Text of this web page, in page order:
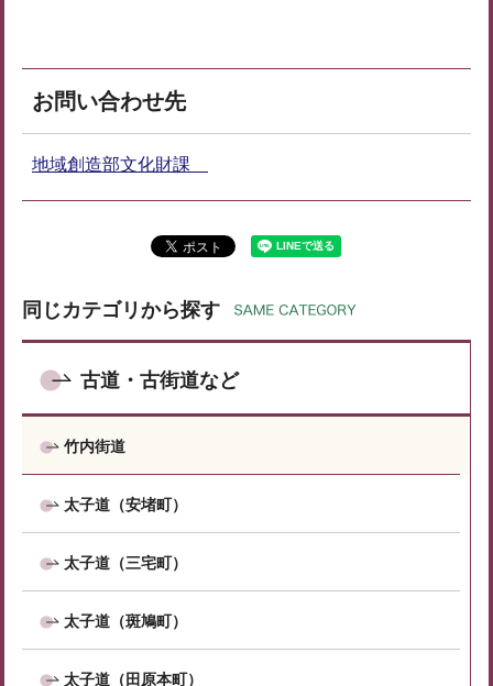
お問い合わせ先
地域創造部文化財課
同じカテゴリから探す
古道・古街道など
竹内街道
太子道（安堵町）
太子道（三宅町）
太子道（斑鳩町）
太子道（田原本町）